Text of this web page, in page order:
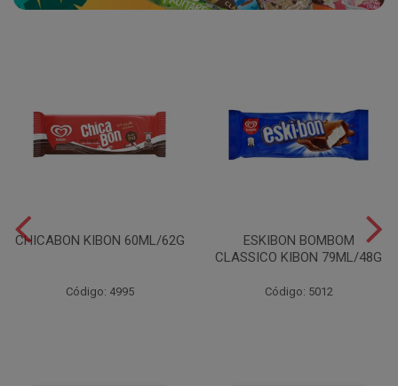
CHICABON KIBON 60ML/62G
Código: 4995
ESKIBON BOMBOM
CLASSICO KIBON 79ML/48G
Código: 5012